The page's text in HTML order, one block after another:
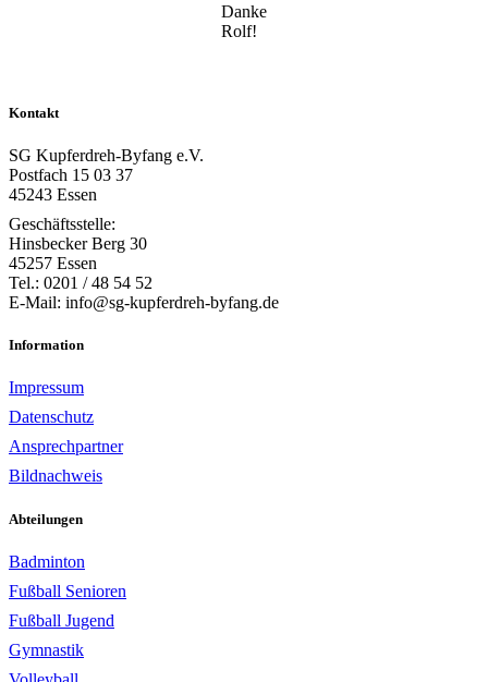
Danke
Rolf!
Kontakt
SG Kupferdreh-Byfang e.V.
Postfach 15 03 37
45243 Essen
Geschäftsstelle:
Hinsbecker Berg 30
45257 Essen
Tel.: 0201 / 48 54 52
E-Mail: info@sg-kupferdreh-byfang.de
Information
Impressum
Datenschutz
Ansprechpartner
Bildnachweis
Abteilungen
Badminton
Fußball Senioren
Fußball Jugend
Gymnastik